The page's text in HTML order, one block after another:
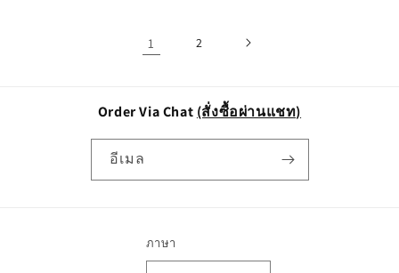
1 2
Order Via Chat (สั่งซื้อผ่านแชท)
อีเมล
ภาษา